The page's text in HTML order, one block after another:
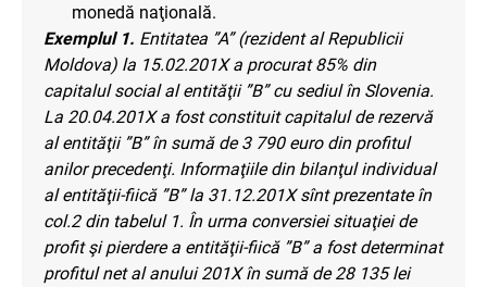
monedă naţională.
Exemplul 1. Entitatea ”A” (rezident al Republicii
Moldova) la 15.02.201X a procurat 85% din
capitalul social al entităţii ”B” cu sediul în Slovenia.
La 20.04.201X a fost constituit capitalul de rezervă
al entităţii ”B” în sumă de 3 790 euro din profitul
anilor precedenţi. Informaţiile din bilanţul individual
al entităţii-fiică ”B” la 31.12.201X sînt prezentate în
col.2 din tabelul 1. În urma conversiei situaţiei de
profit şi pierdere a entităţii-fiică ”B” a fost determinat
profitul net al anului 201X în sumă de 28 135 lei